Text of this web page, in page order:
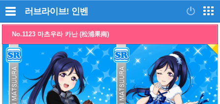
러브라이브! 인벤
No.1123 마츠우라 카난 (松浦果南)